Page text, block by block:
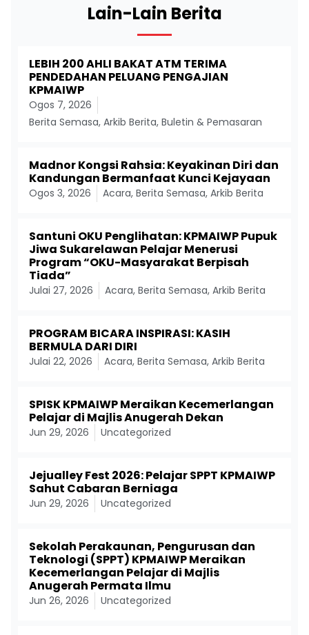
Lain-Lain Berita
LEBIH 200 AHLI BAKAT ATM TERIMA
PENDEDAHAN PELUANG PENGAJIAN
KPMAIWP
Ogos 7, 2026
Berita Semasa, Arkib Berita, Buletin & Pemasaran
Madnor Kongsi Rahsia: Keyakinan Diri dan
Kandungan Bermanfaat Kunci Kejayaan
Ogos 3, 2026 Acara, Berita Semasa, Arkib Berita
Santuni OKU Penglihatan: KPMAIWP Pupuk
Jiwa Sukarelawan Pelajar Menerusi
Program “OKU-Masyarakat Berpisah
Tiada”
Julai 27, 2026 Acara, Berita Semasa, Arkib Berita
PROGRAM BICARA INSPIRASI: KASIH
BERMULA DARI DIRI
Julai 22, 2026 Acara, Berita Semasa, Arkib Berita
SPISK KPMAIWP Meraikan Kecemerlangan
Pelajar di Majlis Anugerah Dekan
Jun 29, 2026 Uncategorized
Jejualley Fest 2026: Pelajar SPPT KPMAIWP
Sahut Cabaran Berniaga
Jun 29, 2026 Uncategorized
Sekolah Perakaunan, Pengurusan dan
Teknologi (SPPT) KPMAIWP Meraikan
Kecemerlangan Pelajar di Majlis
Anugerah Permata Ilmu
Jun 26, 2026 Uncategorized